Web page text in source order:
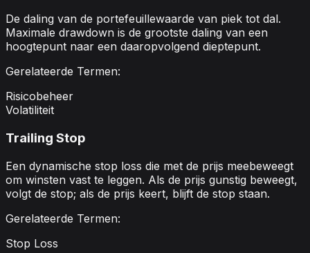
De daling van de portefeuillewaarde van piek tot dal.
Maximale drawdown is de grootste daling van een
hoogtepunt naar een daaropvolgend dieptepunt.
Gerelateerde Termen:
Risicobeheer
Volatiliteit
Trailing Stop
Een dynamische stop loss die met de prijs meebeweegt
om winsten vast te leggen. Als de prijs gunstig beweegt,
volgt de stop; als de prijs keert, blijft de stop staan.
Gerelateerde Termen:
Stop Loss